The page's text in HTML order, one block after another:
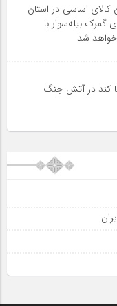
۱۲۰هزار تن کالای اساسی در استان
بیله‌سوار با
شد
کند در آتش جنگ